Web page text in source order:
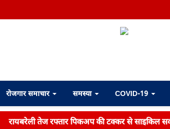
रोजगार समाचार समस्या COVID-19
रायबरेली तेज रफ्तार पिकअप की टक्कर से साइकिल